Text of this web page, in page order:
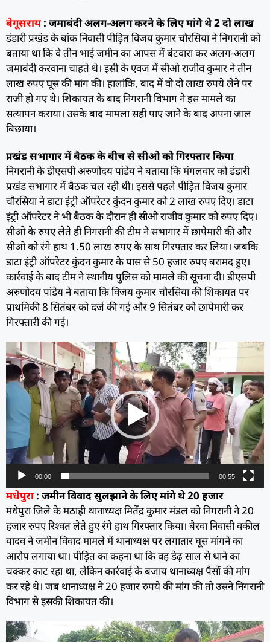
बेगूसराय : जमाबंदी अलग-अलग करने के लिए मांगे थे 2 दो लाख
डंडारी प्रखंड के बांक निवासी पीड़ित विजय कुमार चौरसिया ने निगरानी को
बताया था कि वे तीन भाई जमीन का आपस में बंटवारा कर अलग-अलग
जमाबंदी करवाना चाहते थे। इसी के एवज में सीओ राजीव कुमार ने तीन
लाख रुपए घूस की मांग की। हालांकि, बाद में वो दो लाख रुपये लेने पर
राजी हो गए थे। शिकायत के बाद निगरानी विभाग ने इस मामले का
सत्यापन कराया। उसके बाद मामला सही पाए जाने के बाद अपना जाल
बिछाया।
प्रखंड सभागार में बैठक के बीच से सीओ को गिरफ्तार किया
निगरानी के डीएसपी अरुणोदय पांडेय ने बताया कि मंगलवार को डंडारी
प्रखंड सभागार में बैठक चल रही थी। इससे पहले पीड़ित विजय कुमार
चौरसिया ने डाटा इंट्री ऑपरेटर कुंदन कुमार को 2 लाख रुपए दिए। डाटा
इंट्री ऑपरेटर ने भी बैठक के दौरान ही सीओ राजीव कुमार को रुपए दिए।
सीओ के रुपए लेते ही निगरानी की टीम ने सभागार में छापेमारी की और
सीओ को रंगे हाथ 1.50 लाख रुपए के साथ गिरफ्तार कर लिया। जबकि
डाटा इंट्री ऑपरेटर कुंदन कुमार के पास से 50 हजार रुपए बरामद हुए।
कार्रवाई के बाद टीम ने स्थानीय पुलिस को मामले की सूचना दी। डीएसपी
अरुणोदय पांडेय ने बताया कि विजय कुमार चौरसिया की शिकायत पर
प्राथमिकी 8 सितंबर को दर्ज की गई और 9 सितंबर को छापेमारी कर
गिरफ्तारी की गई।
Video
Player
00:00 00:55
मधेपुरा: जमीन विवाद सुलझाने के लिए मांगे थे 20 हजार
मधेपुरा जिले के मठाही थानाध्यक्ष मितेंद्र कुमार मंडल को निगरानी ने 20
हजार रुपए रिश्वत लेते हुए रंगे हाथ गिरफ्तार किया। बैरवा निवासी वकील
यादव ने जमीन विवाद मामले में थानाध्यक्ष पर लगातार घूस मांगने का
आरोप लगाया था। पीड़ित का कहना था कि वह डेढ़ साल से थाने का
चक्कर काट रहा था, लेकिन कार्रवाई के बजाय थानाध्यक्ष पैसों की मांग
कर रहे थे। जब थानाध्यक्ष ने 20 हजार रुपये की मांग की तो उसने निगरानी
विभाग से इसकी शिकायत की।